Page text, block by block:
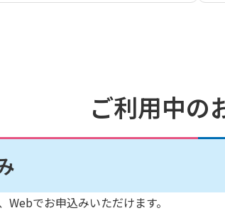
ご利用中の
でお申込みいただけます。